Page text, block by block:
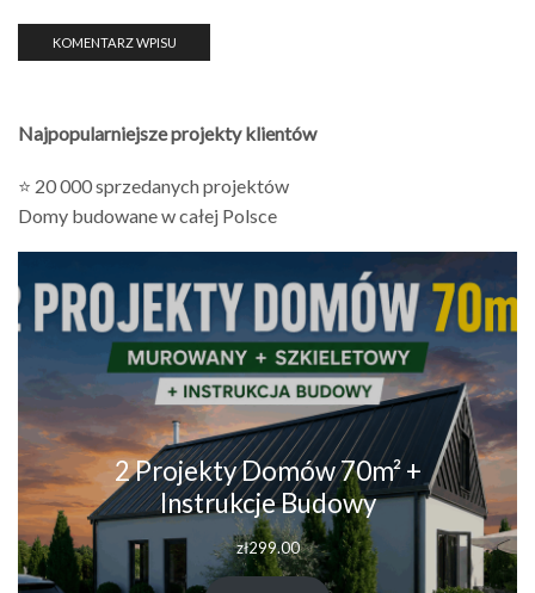
Najpopularniejsze projekty klientów
⭐ 20 000 sprzedanych projektów
Domy budowane w całej Polsce
2 Projekty Domów 70m² +
Instrukcje Budowy
zł299.00